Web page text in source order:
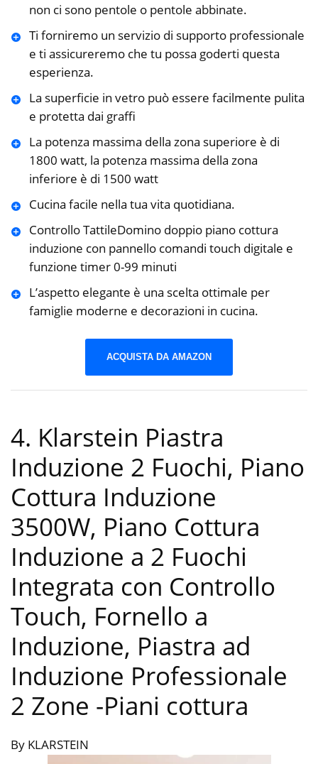
non ci sono pentole o pentole abbinate.
Ti forniremo un servizio di supporto professionale
e ti assicureremo che tu possa goderti questa
esperienza.
La superficie in vetro può essere facilmente pulita
e protetta dai graffi
La potenza massima della zona superiore è di
1800 watt, la potenza massima della zona
inferiore è di 1500 watt
Cucina facile nella tua vita quotidiana.
Controllo TattileDomino doppio piano cottura
induzione con pannello comandi touch digitale e
funzione timer 0-99 minuti
L’aspetto elegante è una scelta ottimale per
famiglie moderne e decorazioni in cucina.
ACQUISTA DA AMAZON
4. Klarstein Piastra
Induzione 2 Fuochi, Piano
Cottura Induzione
3500W, Piano Cottura
Induzione a 2 Fuochi
Integrata con Controllo
Touch, Fornello a
Induzione, Piastra ad
Induzione Professionale
2 Zone -Piani cottura
By KLARSTEIN